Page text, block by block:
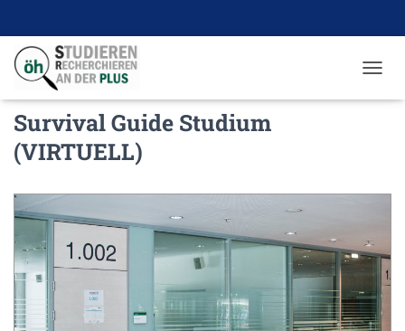
A
U
C
H
Survival Guide Studium
(VIRTUELL)